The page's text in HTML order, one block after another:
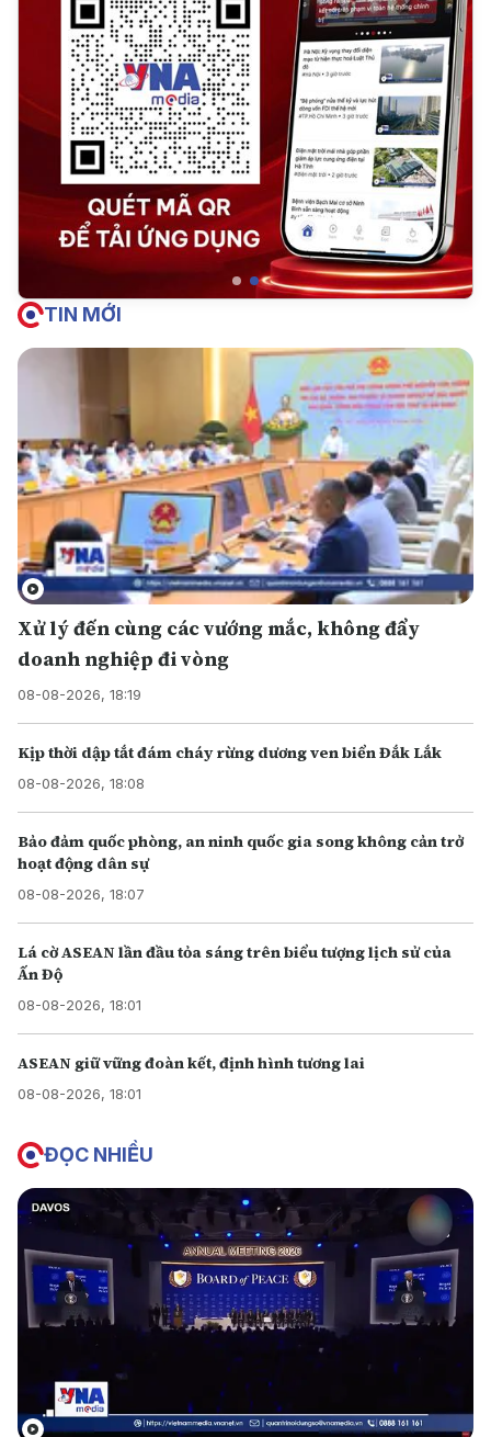
TIN MỚI
Xử lý đến cùng các vướng mắc, không đẩy
doanh nghiệp đi vòng
08-08-2026, 18:19
Kịp thời dập tắt đám cháy rừng dương ven biển Đắk Lắk
08-08-2026, 18:08
Bảo đảm quốc phòng, an ninh quốc gia song không cản trở
hoạt động dân sự
08-08-2026, 18:07
Lá cờ ASEAN lần đầu tỏa sáng trên biểu tượng lịch sử của
Ấn Độ
08-08-2026, 18:01
ASEAN giữ vững đoàn kết, định hình tương lai
08-08-2026, 18:01
ĐỌC NHIỀU